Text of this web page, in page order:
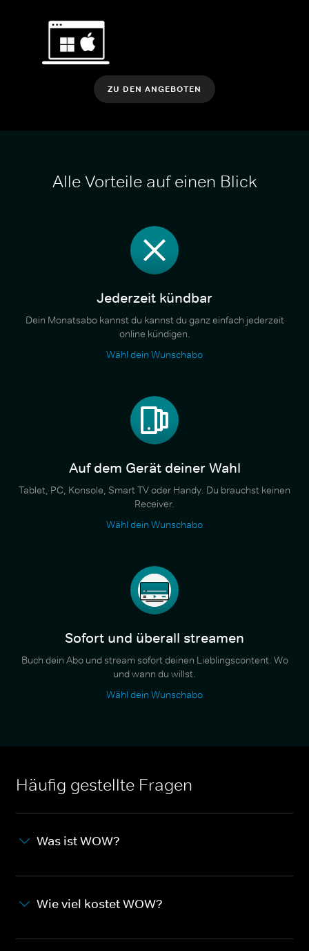
ZU DEN ANGEBOTEN
Alle Vorteile auf einen Blick
Jederzeit kündbar
Dein Monatsabo kannst du kannst du ganz einfach jederzeit
online kündigen.
Wähl dein Wunschabo
Auf dem Gerät deiner Wahl
Tablet, PC, Konsole, Smart TV oder Handy. Du brauchst keinen
Receiver.
Wähl dein Wunschabo
Sofort und überall streamen
Buch dein Abo und stream sofort deinen Lieblingscontent. Wo
und wann du willst.
Wähl dein Wunschabo
Häufig gestellte Fragen
Was ist WOW?
Wie viel kostet WOW?